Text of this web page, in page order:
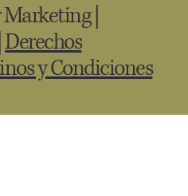
|
Derechos
y Condiciones